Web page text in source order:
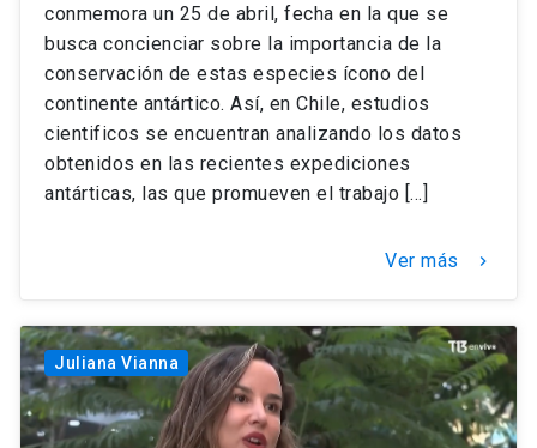
conmemora un 25 de abril, fecha en la que se
busca concienciar sobre la importancia de la
conservación de estas especies ícono del
continente antártico. Así, en Chile, estudios
cientificos se encuentran analizando los datos
obtenidos en las recientes expediciones
antárticas, las que promueven el trabajo […]
Ver más keyboard_arrow_right
Juliana Vianna